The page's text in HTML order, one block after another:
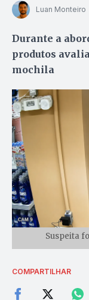
Luan Monteiro
Durante a
produtos
mochila
Suspeita
COMPARTILHAR